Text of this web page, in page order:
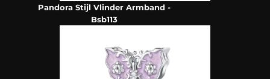
Pandora Stijl Vlinder Armband -
Bsb113